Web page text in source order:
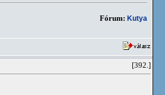
Fórum: Kutya
[392.]